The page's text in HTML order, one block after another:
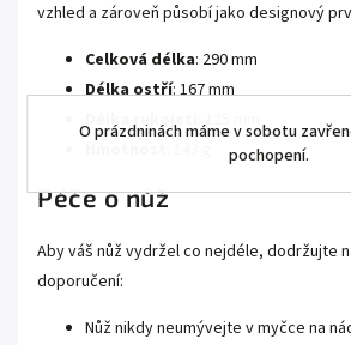
O prázdninách máme v sobotu
pochopení.
vzhled a zároveň působí jako designový
Celková délka: 290 mm
Délka ostří: 167 mm
Délka rukojeti
: 125 mm
Péče o nůž
Aby váš nůž vydržel co nejdéle, dodržujte
doporučení:
Nůž nikdy neumývejte v myčce na